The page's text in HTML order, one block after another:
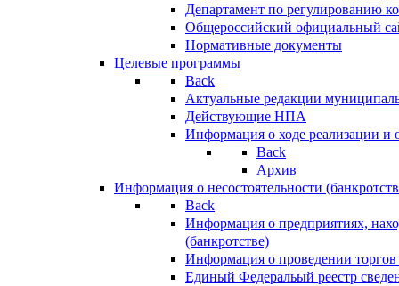
Департамент по регулированию
Общероссийский официальный
Нормативные документы
Целевые программы
Back
Актуальные редакции
Действующие НПА
Информация о ходе реализации
Back
Архив
Информация о несостоятельности
Back
Информация о предприятиях,
(банкротстве)
Информация о проведении
Единый Федеральый реестр